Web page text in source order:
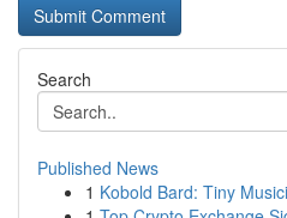
Search
Published News
1 Kobold Bard: Tiny